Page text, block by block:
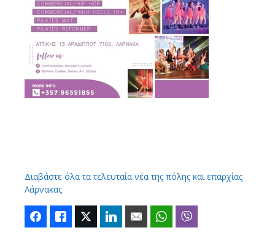
Διαβάστε όλα τα τελευταία νέα της πόλης και επαρχίας
Λάρνακας
FacebookLike Twitter LinkedIn Email WhatsApp